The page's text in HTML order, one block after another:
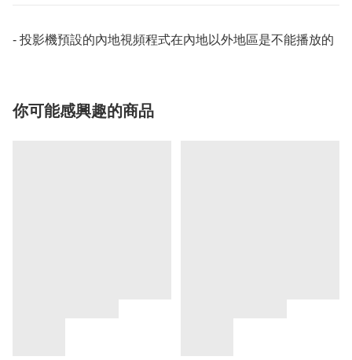
- 投影機預設的內地視頻程式在內地以外地區是不能播放的
你可能感興趣的商品